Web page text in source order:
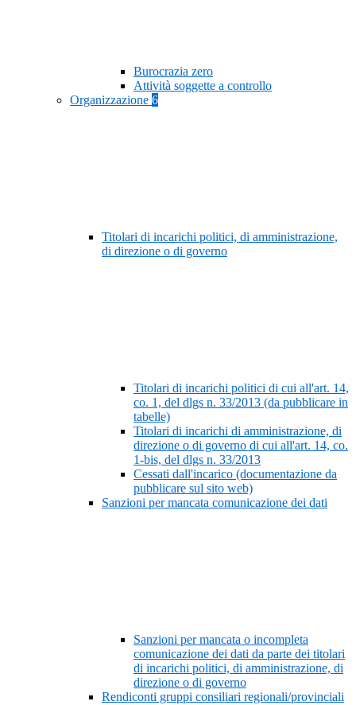
Burocrazia zero
Attività soggette a controllo
Organizzazione 6
Titolari di incarichi politici, di amministrazione,
di direzione o di governo
Titolari di incarichi politici di cui all'art. 14,
co. 1, del dlgs n. 33/2013 (da pubblicare in
tabelle)
Titolari di incarichi di amministrazione, di
direzione o di governo di cui all'art. 14, co.
1-bis, del dlgs n. 33/2013
Cessati dall'incarico (documentazione da
pubblicare sul sito web)
Sanzioni per mancata comunicazione dei dati
Sanzioni per mancata o incompleta
comunicazione dei dati da parte dei titolari
di incarichi politici, di amministrazione, di
direzione o di governo
Rendiconti gruppi consiliari regionali/provinciali